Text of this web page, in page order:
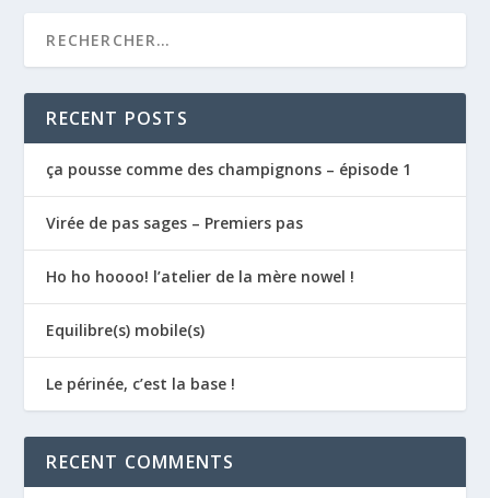
RECENT POSTS
ça pousse comme des champignons – épisode 1
Virée de pas sages – Premiers pas
Ho ho hoooo! l’atelier de la mère nowel !
Equilibre(s) mobile(s)
Le périnée, c’est la base !
RECENT COMMENTS